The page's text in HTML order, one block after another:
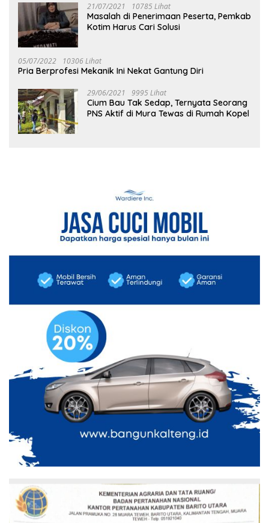
21/07/2021 10785 Lihat
Masalah di Penerimaan Peserta, Pemkab
Kotim Harus Cari Solusi
05/07/2022 10306 Lihat
Pria Berprofesi Mekanik Ini Nekat Gantung Diri
29/06/2021 9995 Lihat
Cium Bau Tak Sedap, Ternyata Seorang
PNS Aktif di Mura Tewas di Rumah Kopel